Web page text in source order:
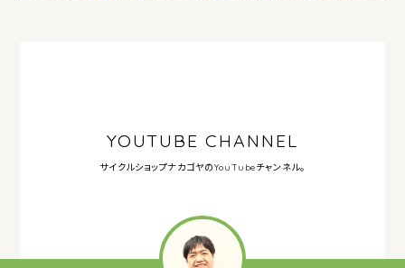
YOUTUBE CHANNEL
サイクルショップナカゴヤのYouTubeチャンネル。